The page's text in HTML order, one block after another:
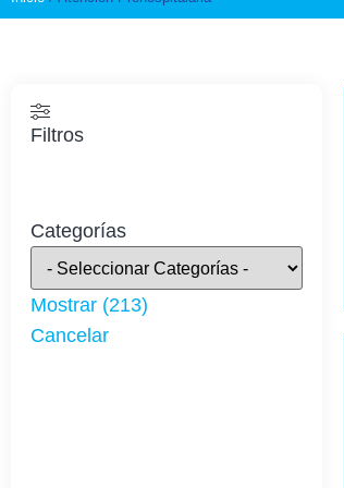
Filtros
Categorías
Mostrar (213)
Cancelar